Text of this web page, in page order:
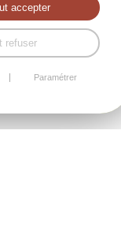
accepter
refuser
Paramétrer